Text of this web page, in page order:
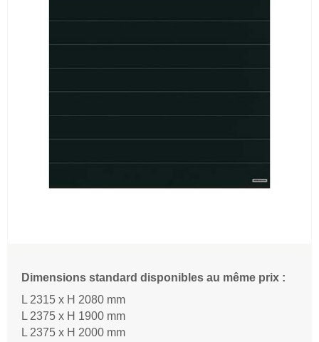
Dimensions standard disponibles au même prix :
L 2315 x H 2080 mm
L 2375 x H 1900 mm
L 2375 x H 2000 mm